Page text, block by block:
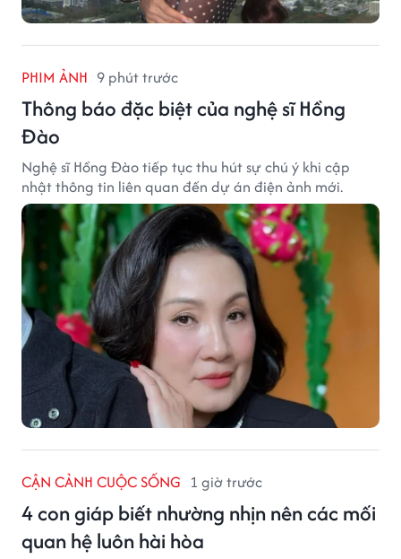
PHIM ẢNH 9 phút trước
Thông báo đặc biệt của nghệ sĩ Hồng
Đào
Nghệ sĩ Hồng Đào tiếp tục thu hút sự chú ý khi cập
nhật thông tin liên quan đến dự án điện ảnh mới.
CẬN CẢNH CUỘC SỐNG 1 giờ trước
4 con giáp biết nhường nhịn nên các mối
quan hệ luôn hài hòa